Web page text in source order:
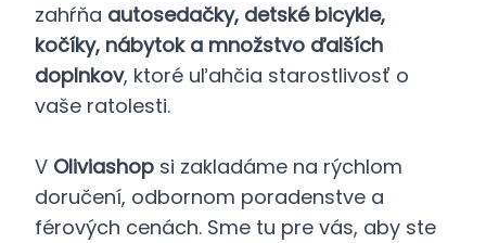
zahŕňa autosedačky, detské bicykle,
kočíky, nábytok a množstvo ďalších
doplnkov, ktoré uľahčia starostlivosť o
vaše ratolesti.
V Oliviashop si zakladáme na rýchlom
doručení, odbornom poradenstve a
férových cenách. Sme tu pre vás, aby ste